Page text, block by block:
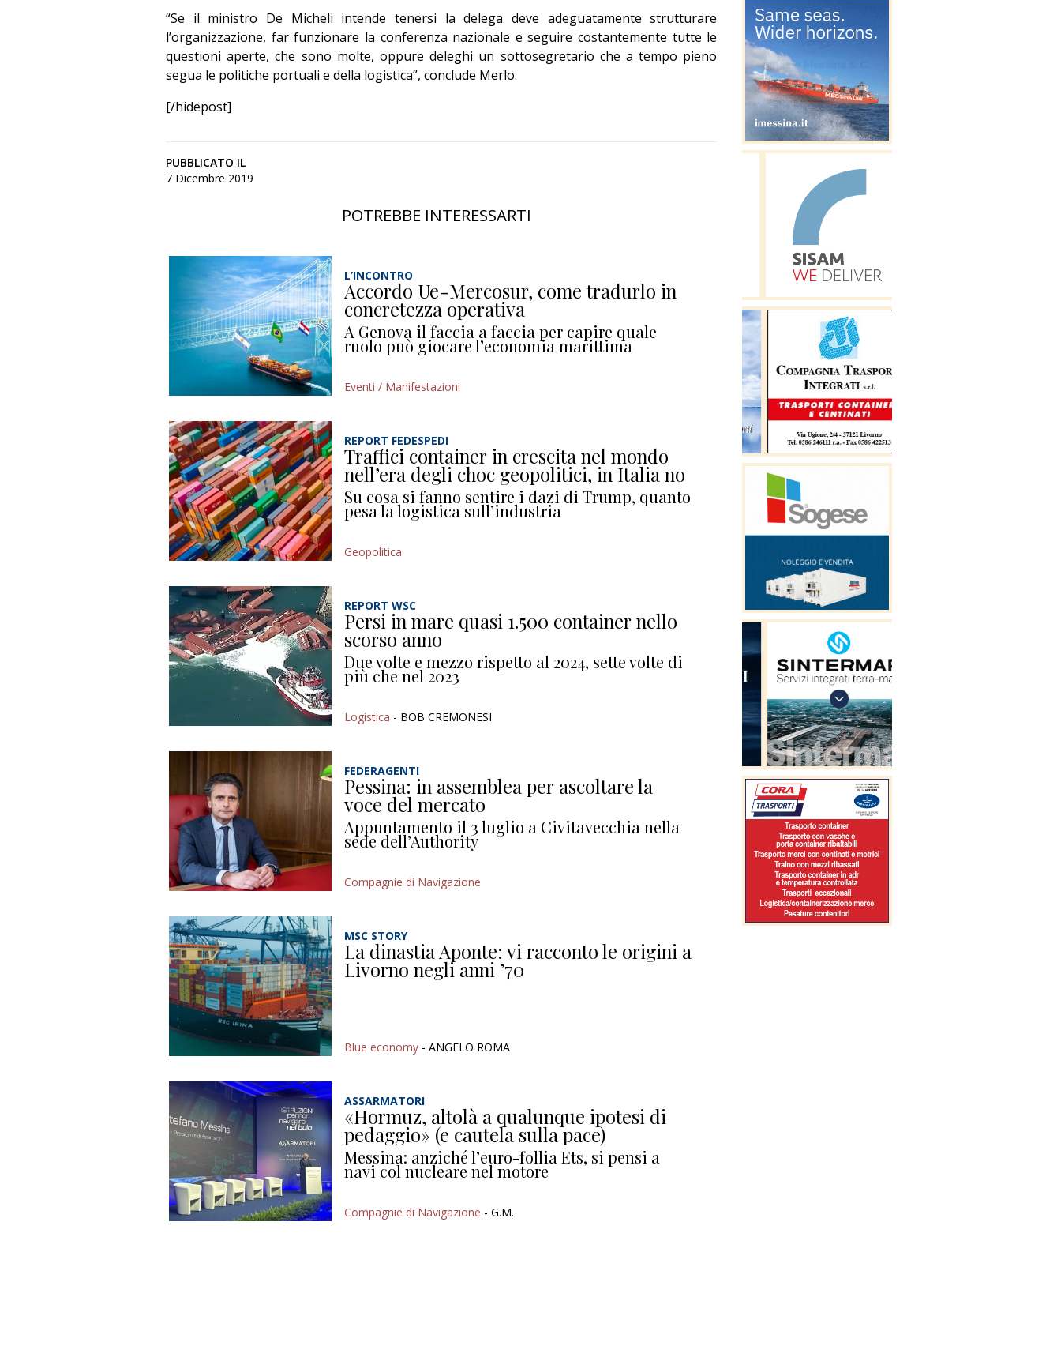
“Se il ministro De Micheli intende tenersi la delega deve adeguatamente strutturare
l’organizzazione, far funzionare la conferenza nazionale e seguire costantemente tutte le
questioni aperte, che sono molte, oppure deleghi un sottosegretario che a tempo pieno
segua le politiche portuali e della logistica”, conclude Merlo.
[/hidepost]
PUBBLICATO IL
7 Dicembre 2019
POTREBBE INTERESSARTI
L’INCONTRO
Accordo Ue-Mercosur, come tradurlo in
concretezza operativa
A Genova il faccia a faccia per capire quale
ruolo può giocare l’economia marittima
Eventi / Manifestazioni
REPORT FEDESPEDI
Traffici container in crescita nel mondo
nell’era degli choc geopolitici, in Italia no
Su cosa si fanno sentire i dazi di Trump, quanto
pesa la logistica sull’industria
Geopolitica
REPORT WSC
Persi in mare quasi 1.500 container nello
scorso anno
Due volte e mezzo rispetto al 2024, sette volte di
più che nel 2023
Logistica - BOB CREMONESI
FEDERAGENTI
Pessina: in assemblea per ascoltare la
voce del mercato
Appuntamento il 3 luglio a Civitavecchia nella
sede dell’Authority
Compagnie di Navigazione
MSC STORY
La dinastia Aponte: vi racconto le origini a
Livorno negli anni ’70
Blue economy - ANGELO ROMA
ASSARMATORI
«Hormuz, altolà a qualunque ipotesi di
pedaggio» (e cautela sulla pace)
Messina: anziché l’euro-follia Ets, si pensi a
navi col nucleare nel motore
Compagnie di Navigazione - G.M.